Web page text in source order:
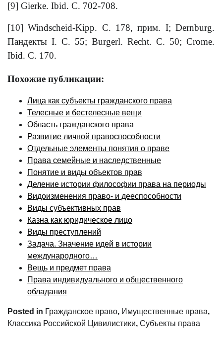
[9] Gierke. Ibid. С. 702-708.
[10] Windscheid-Kipp. С. 178, прим. I; Dernburg.
Пандекты I. С. 55; Burgerl. Recht. С. 50; Crome.
Ibid. С. 170.
Похожие публикации:
Лица как субъекты гражданского права
Телесные и бестелесные вещи
Область гражданского права
Развитие личной правоспособности
Отдельные элементы понятия о праве
Права семейные и наследственные
Понятие и виды объектов прав
Деление истории философии права на периоды
Видоизменения право- и дееспособности
Виды субъективных прав
Казна как юридическое лицо
Виды преступлений
Задача. Значение идей в истории
международного…
Вещь и предмет права
Права индивидуального и общественного
обладания
Posted in Гражданское право, Имущественные права,
Классика Российской Цивилистики, Субъекты права